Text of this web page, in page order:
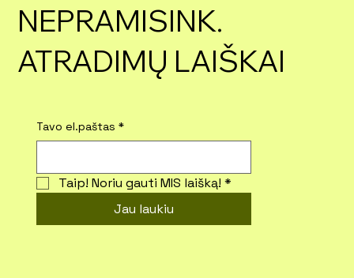
NEPRAMISINK.
ATRADIMŲ LAIŠKAI
Tavo el.paštas *
Taip! Noriu gauti MIS laišką! *
Jau laukiu